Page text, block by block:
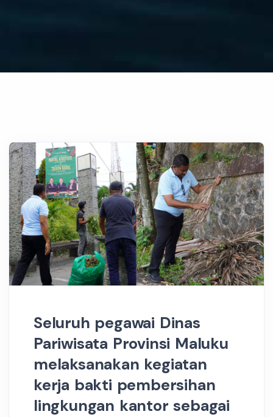
Seluruh pegawai Dinas
Pariwisata Provinsi Maluku
melaksanakan kegiatan
kerja bakti pembersihan
lingkungan kantor sebagai